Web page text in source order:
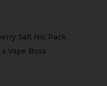
Salt Nic Pack
Vape Boss